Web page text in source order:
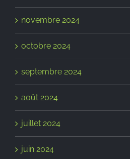
novembre 2024
octobre 2024
septembre 2024
août 2024
juillet 2024
juin 2024